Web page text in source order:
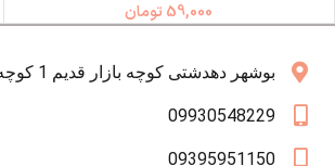
59,000 تومان
بوشهر دهدشتی کوچه بازار قدیم 1 کوچه سه بلادی پلاک صفر همکف
09930548229
09395951150